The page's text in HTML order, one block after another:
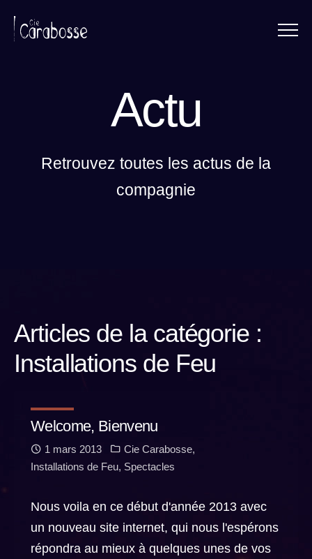
Actu
Retrouvez toutes les actus de la
compagnie
Articles de la catégorie :
Installations de Feu
Welcome, Bienvenu
1 mars 2013 Cie Carabosse,
Installations de Feu, Spectacles
Nous voila en ce début d'année 2013 avec
un nouveau site internet, qui nous l'espérons
répondra au mieux à quelques unes de vos